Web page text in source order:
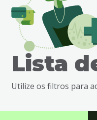
busca
Ir
Lista
Utilize os filtros para